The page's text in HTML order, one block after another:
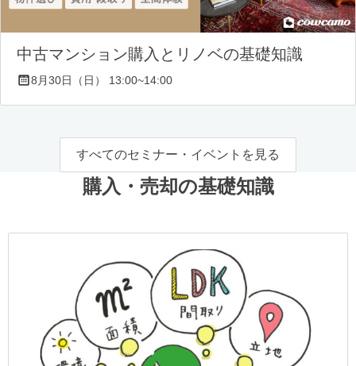
中古マンション購入とリノベの基礎知識
8月30日（日） 13:00~14:00
すべてのセミナー・イベントを見る
購入・売却の基礎知識